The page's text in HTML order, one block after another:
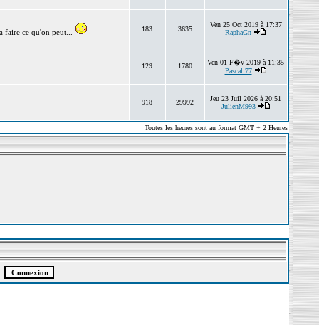
ce qu'on peut... 183 3635
Ven 25 Oct 2019 à 17:37
RaphaGn
129 1780
Ven 01 F�v 2019 à 11:35
Pascal 77
918 29992
Jeu 23 Juil 2026 à 20:51
JulienM993
Toutes les heures sont au format GMT + 2 Heures